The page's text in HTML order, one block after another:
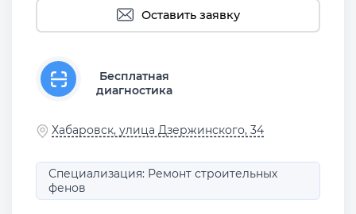
Оставить заявку
Бесплатная
диагностика
Хабаровск, улица Дзержинского, 34
Специализация: Ремонт строительных
фенов